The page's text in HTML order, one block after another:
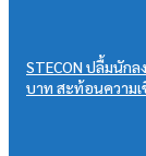
STECON ปลื้มนัก
บาท สะท้อนความ